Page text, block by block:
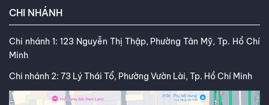
CHI NHÁNH
Chi nhánh 1: 123 Nguyễn Thị Thập, Phường Tân Mỹ, Tp. Hồ Chí
Minh
Chi nhánh 2: 73 Lý Thái Tổ, Phường Vườn Lài, Tp. Hồ Chí Minh